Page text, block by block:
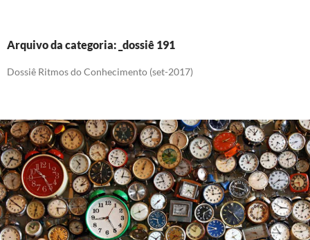
Arquivo da categoria: _dossiê 191
Dossiê Ritmos do Conhecimento (set-2017)